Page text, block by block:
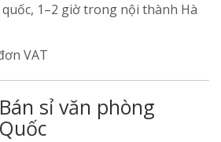
1–2 giờ trong nội thành Hà
VAT
sỉ văn phòng